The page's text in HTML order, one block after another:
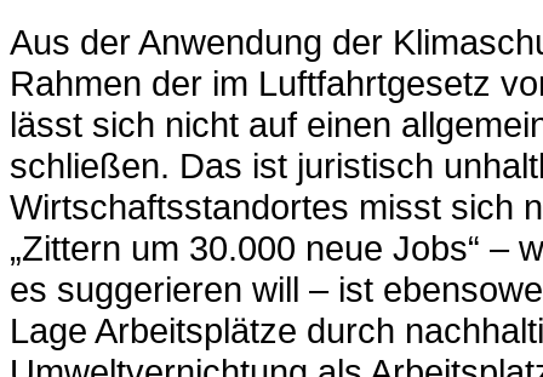
Aus der Anwendung der
Rahmen der im Luftfahrtgesetz
lässt sich nicht auf einen
schließen. Das ist juristisch
Wirtschaftsstandortes misst sich
„Zittern um 30.000 neue Jobs“ –
es suggerieren will – ist
Lage Arbeitsplätze durch